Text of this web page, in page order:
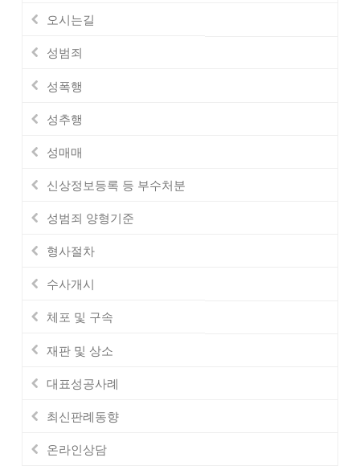
오시는길
성범죄
성폭행
성추행
성매매
신상정보등록 등 부수처분
성범죄 양형기준
형사절차
수사개시
체포 및 구속
재판 및 상소
대표성공사례
최신판례동향
온라인상담